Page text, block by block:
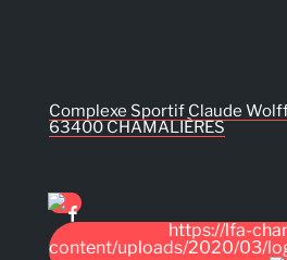
Complexe Sportif Claude
63400 CHAMALIÈRES
https://lfa-
content/uploads/2020/03/